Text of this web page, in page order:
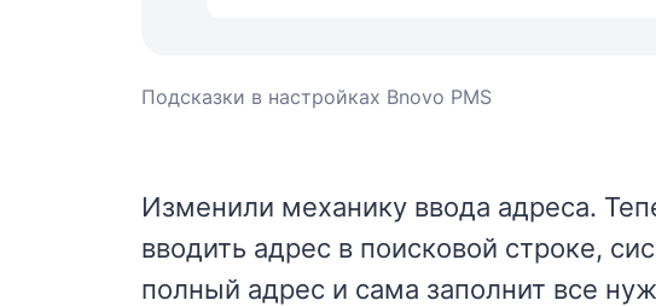
Подсказки в настройках Bnovo PMS
Изменили механику ввода адреса.
вводить адрес в поисковой строке,
полный адрес и сама заполнит все